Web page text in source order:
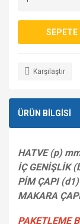
SEPETE
Karşılaştır
ÜRÜN BİLGİSİ
HATVE (p)
İÇ GENİŞLİK
PİM ÇAPI
MAKARA
PAKETLEME